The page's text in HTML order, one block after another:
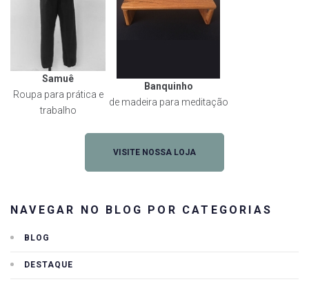
Samuê
Roupa para prática e
trabalho
Banquinho
de madeira para meditação
VISITE NOSSA LOJA
NAVEGAR NO BLOG POR CATEGORIAS
BLOG
DESTAQUE